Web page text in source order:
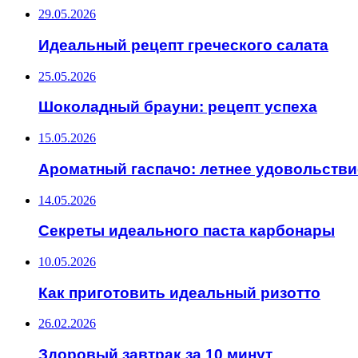
29.05.2026
Идеальный рецепт греческого салата
25.05.2026
Шоколадный брауни: рецепт успеха
15.05.2026
Ароматный гаспачо: летнее
14.05.2026
Секреты идеального паста карбонары
10.05.2026
Как приготовить идеальный ризотто
26.02.2026
Здоровый завтрак за 10 минут